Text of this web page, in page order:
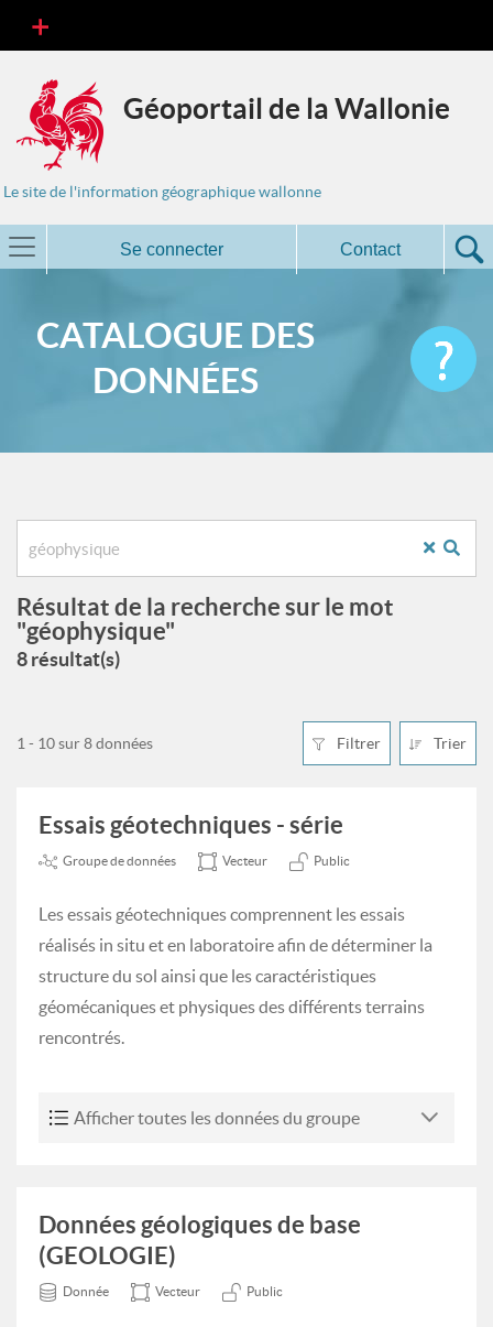
Géoportail de la Wallonie
Le site de l'information géographique wallonne
Se connecter Contact
CATALOGUE DES
DONNÉES
Résultat de la recherche sur le mot
"géophysique"
8 résultat(s)
Filtrer Trier
1 - 10 sur 8 données
Essais géotechniques - série
Groupe de données Vecteur Public
Les essais géotechniques comprennent les essais
réalisés in situ et en laboratoire afin de déterminer la
structure du sol ainsi que les caractéristiques
géomécaniques et physiques des différents terrains
rencontrés.
Afficher toutes les données du groupe
Données géologiques de base
(GEOLOGIE)
Donnée Vecteur Public